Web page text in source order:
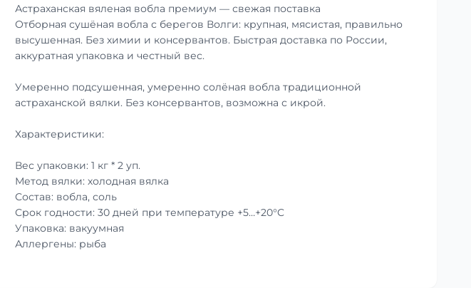
Астраханская вяленая вобла премиум — свежая поставка
Отборная сушёная вобла с берегов Волги: крупная, мясистая, правильно
высушенная. Без химии и консервантов. Быстрая доставка по России,
аккуратная упаковка и честный вес.
Умеренно подсушенная, умеренно солёная вобла традиционной
астраханской вялки. Без консервантов, возможна с икрой.
Характеристики:
Вес упаковки: 1 кг * 2 уп.
Метод вялки: холодная вялка
Состав: вобла, соль
Срок годности: 30 дней при температуре +5…+20°C
Упаковка: вакуумная
Аллергены: рыба